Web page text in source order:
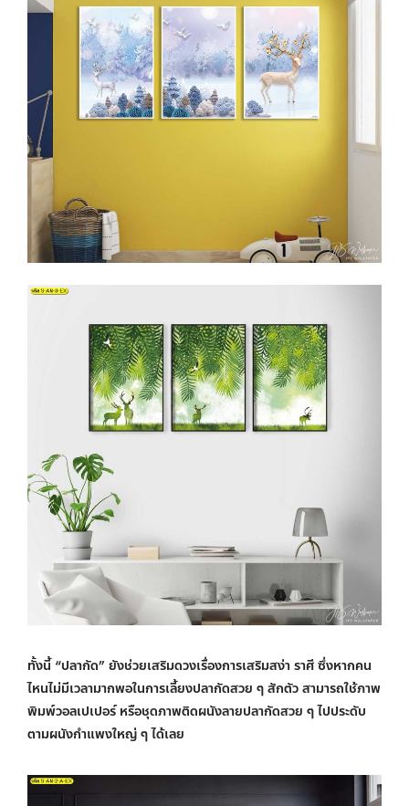
ทั้งนี้ “ปลากัด” ยังช่วยเสริมดวงเรื่องการเสริมสง่า ราศี ซึ่งหากคน
ไหนไม่มีเวลามากพอในการเลี้ยงปลากัดสวย ๆ สักตัว สามารถใช้ภาพ
พิมพ์วอลเปเปอร์ หรือชุดภาพติดผนังลายปลากัดสวย ๆ ไปประดับ
ตามผนังกำแพงใหญ่ ๆ ได้เลย